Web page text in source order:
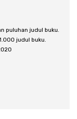
puluhan judul buku.
judul buku.